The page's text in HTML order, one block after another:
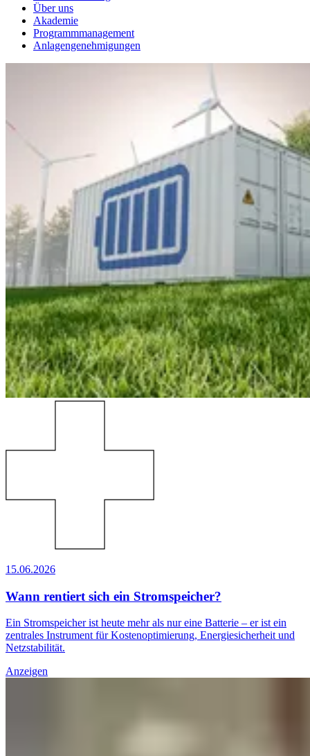
Über uns
Akademie
Programmmanagement
Anlagengenehmigungen
15.06.2026
Wann rentiert sich ein Stromspeicher?
Ein Stromspeicher ist heute mehr als nur eine Batterie – er ist ein
zentrales Instrument für Kostenoptimierung, Energiesicherheit und
Netzstabilität.
Anzeigen